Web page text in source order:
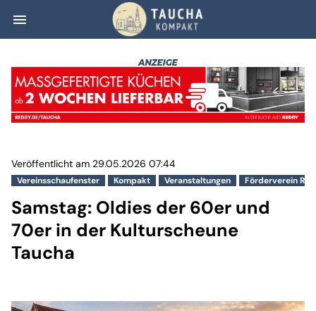
menu Samstag:
Vereinsschaufenster Kompakt Veranstaltungen Förderverein
Veröffentlicht am 29.05.2026 07:44
Samstag: Oldies der 60er und
70er in der Kulturscheune
Taucha